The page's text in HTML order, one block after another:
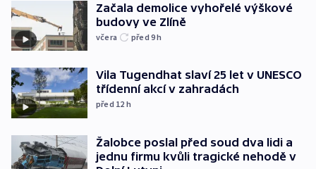
Začala demolice vyhořelé výškové
budovy ve Zlíně
včera před 9h
Vila Tugendhat slaví 25 let v UNESCO
třídenní akcí v zahradách
před 12 h
Žalobce poslal před soud dva lidi a
jednu firmu kvůli tragické nehodě v